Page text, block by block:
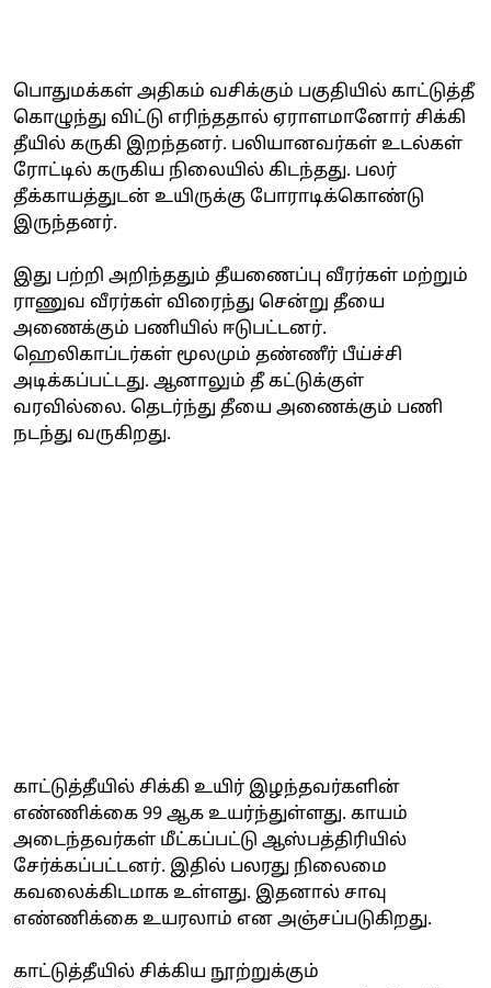
பொதுமக்கள் அதிகம் வசிக்கும் பகுதியில் காட்டுத்தீ
கொழுந்து விட்டு எரிந்ததால் ஏராளமானோர் சிக்கி
தீயில் கருகி இறந்தனர். பலியானவர்கள் உடல்கள்
ரோட்டில் கருகிய நிலையில் கிடந்தது. பலர்
தீக்காயத்துடன் உயிருக்கு போராடிக்கொண்டு
இருந்தனர்.
இது பற்றி அறிந்ததும் தீயணைப்பு வீரர்கள் மற்றும்
ராணுவ வீரர்கள் விரைந்து சென்று தீயை
அணைக்கும் பணியில் ஈடுபட்டனர்.
ஹெலிகாப்டர்கள் மூலமும் தண்ணீர் பீய்ச்சி
அடிக்கப்பட்டது. ஆனாலும் தீ கட்டுக்குள்
வரவில்லை. தெடர்ந்து தீயை அணைக்கும் பணி
நடந்து வருகிறது.
காட்டுத்தீயில் சிக்கி உயிர் இழந்தவர்களின்
எண்ணிக்கை 99 ஆக உயர்ந்துள்ளது. காயம்
அடைந்தவர்கள் மீட்கப்பட்டு ஆஸ்பத்திரியில்
சேர்க்கப்பட்டனர். இதில் பலரது நிலைமை
கவலைக்கிடமாக உள்ளது. இதனால் சாவு
எண்ணிக்கை உயரலாம் என அஞ்சப்படுகிறது.
காட்டுத்தீயில் சிக்கிய நூற்றுக்கும்